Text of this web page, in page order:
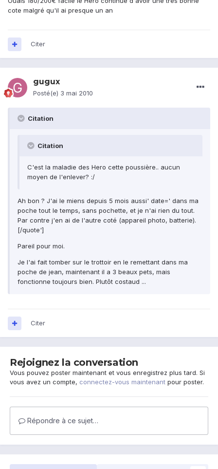
cote malgré qu'il ai presque un an
Citer
gugux
Posté(e) 3 mai 2010
Citation
Citation
C'est la maladie des Hero cette poussière.. aucun
moyen de l'enlever? :/
Ah bon ? J'ai le miens depuis 5 mois aussi' date=' dans ma
poche tout le temps, sans pochette, et je n'ai rien du tout.
Par contre j'en ai de l'autre coté (appareil photo, batterie).
[/quote']
Pareil pour moi.
Je l'ai fait tomber sur le trottoir en le remettant dans ma
poche de jean, maintenant il a 3 beaux pets, mais
fonctionne toujours bien. Plutôt costaud ...
Citer
Rejoignez la conversation
Vous pouvez poster maintenant et vous enregistrez plus tard. Si
vous avez un compte, connectez-vous maintenant pour poster.
Répondre à ce sujet…